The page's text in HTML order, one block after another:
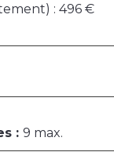
: 496 €
: 9 max.